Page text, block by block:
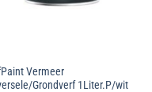
Vermeer
Grondverf 1Liter.P/wit